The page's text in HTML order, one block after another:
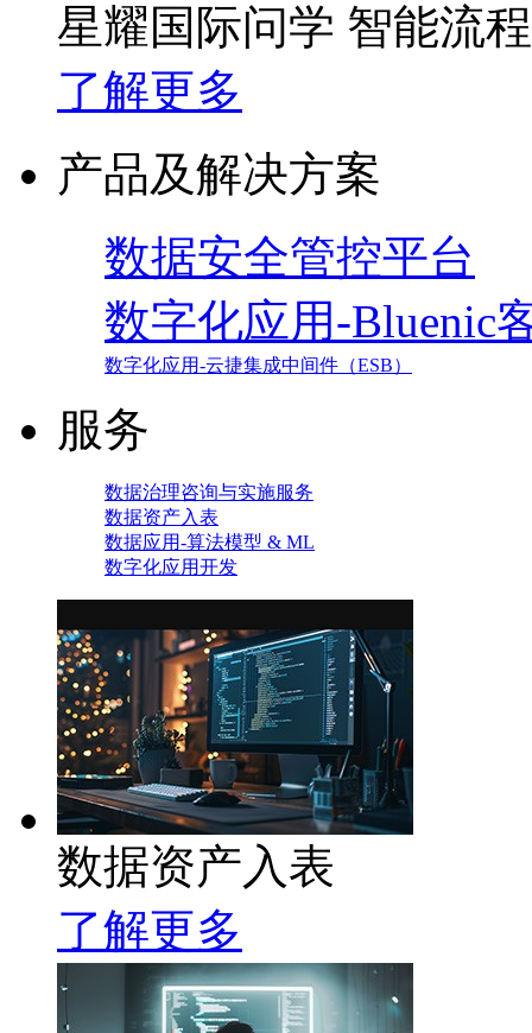
星耀国际问学 智能流
了解更多
产品及解决方案
数据安全管控平台
数字化应用-Bluenic
数字化应用-云捷集成中间件（ESB）
服务
数据治理咨询与实施服务
数据资产入表
数据应用-算法模型 & ML
数字化应用开发
数据资产入表
了解更多